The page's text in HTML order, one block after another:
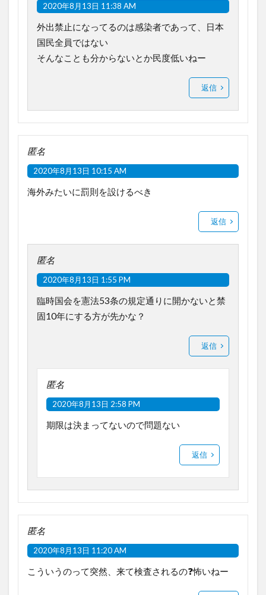
2020年8月13日 11:38 AM
外出禁止になってるのは感染者であって、日本
国民全員ではない
そんなことも分からないとか民度低いねー
返信
匿名
2020年8月13日 10:15 AM
海外みたいに罰則を設けるべき
返信
匿名
2020年8月13日 1:55 PM
臨時国会を憲法53条の規定通りに開かないと禁
固10年にする方が先かな？
返信
匿名
2020年8月13日 2:58 PM
期限は決まってないので問題ない
返信
匿名
2020年8月13日 11:20 AM
こういうのって突然、来て検査されるの❓怖いねー